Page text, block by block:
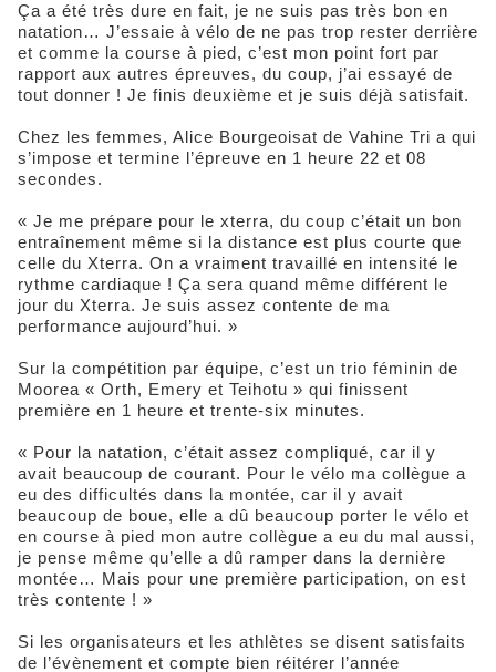
Ça a été très dure en fait, je ne suis pas très bon en
natation… J’essaie à vélo de ne pas trop rester derrière
et comme la course à pied, c’est mon point fort par
rapport aux autres épreuves, du coup, j’ai essayé de
tout donner ! Je finis deuxième et je suis déjà satisfait.
Chez les femmes, Alice Bourgeoisat de Vahine Tri a qui
s’impose et termine l’épreuve en 1 heure 22 et 08
secondes.
« Je me prépare pour le xterra, du coup c’était un bon
entraînement même si la distance est plus courte que
celle du Xterra. On a vraiment travaillé en intensité le
rythme cardiaque ! Ça sera quand même différent le
jour du Xterra. Je suis assez contente de ma
performance aujourd’hui. »
Sur la compétition par équipe, c’est un trio féminin de
Moorea « Orth, Emery et Teihotu » qui finissent
première en 1 heure et trente-six minutes.
« Pour la natation, c’était assez compliqué, car il y
avait beaucoup de courant. Pour le vélo ma collègue a
eu des difficultés dans la montée, car il y avait
beaucoup de boue, elle a dû beaucoup porter le vélo et
en course à pied mon autre collègue a eu du mal aussi,
je pense même qu’elle a dû ramper dans la dernière
montée… Mais pour une première participation, on est
très contente ! »
Si les organisateurs et les athlètes se disent satisfaits
de l’évènement et compte bien réitérer l’année